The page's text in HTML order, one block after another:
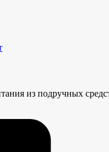
из подручных